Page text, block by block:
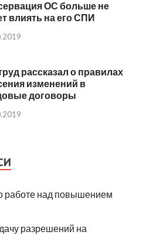
ОС больше не
влиять на его СПИ
рассказал о правилах
изменений в
договоры
работе над повышением
разрешений на